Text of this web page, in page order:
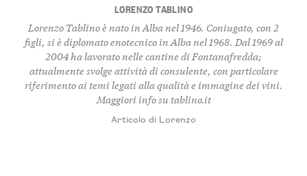
LORENZO TABLINO
Lorenzo Tablino è nato in Alba nel 1946. Coniugato, con 2
figli, si è diplomato enotecnico in Alba nel 1968. Dal 1969 al
2004 ha lavorato nelle cantine di Fontanafredda;
attualmente svolge attività di consulente, con particolare
riferimento ai temi legati alla qualità e immagine dei vini.
Maggiori info su tablino.it
Articolo di Lorenzo